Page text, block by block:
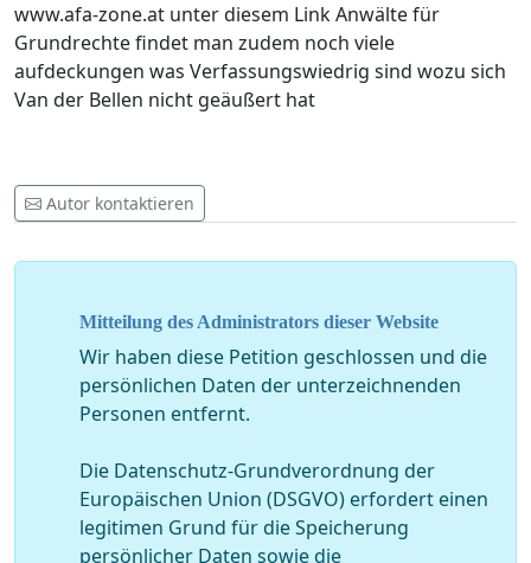
www.afa-zone.at unter diesem Link Anwälte für
Grundrechte findet man zudem noch viele
aufdeckungen was Verfassungswiedrig sind wozu sich
Van der Bellen nicht geäußert hat
Autor kontaktieren
Mitteilung des Administrators dieser Website
Wir haben diese Petition geschlossen und die
persönlichen Daten der unterzeichnenden
Personen entfernt.
Die Datenschutz-Grundverordnung der
Europäischen Union (DSGVO) erfordert einen
legitimen Grund für die Speicherung
persönlicher Daten sowie die